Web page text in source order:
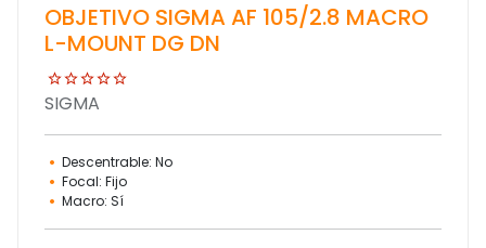
OBJETIVO SIGMA AF 105/2.8 MACRO
L-MOUNT DG DN
SIGMA
Descentrable: No
Focal: Fijo
Macro: Sí